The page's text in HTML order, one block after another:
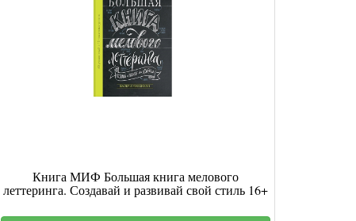
Книга МИФ Большая книга мелового
леттеринга. Создавай и развивай свой стиль 16+